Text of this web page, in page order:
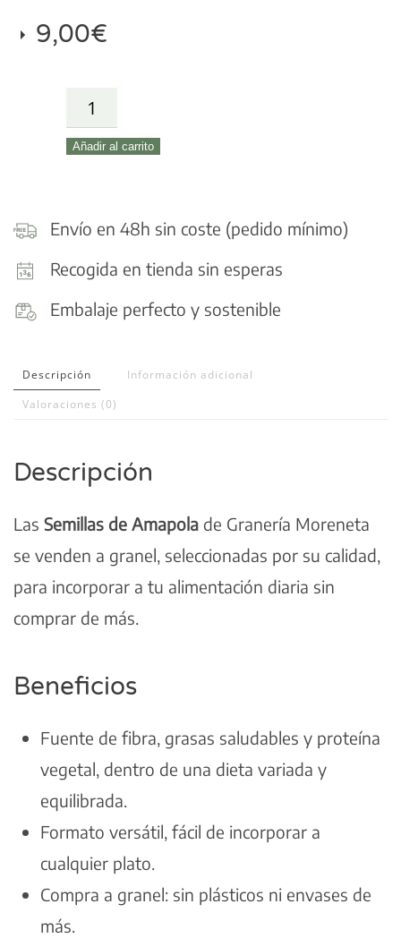
9,00€
Semillas
de
Añadir al carrito
Envío en 48h sin coste (pedido mínimo)
Recogida en tienda sin esperas
Embalaje perfecto y sostenible
Descripción
Información adicional
Valoraciones (0)
Descripción
Las Semillas de Amapola de Granería Moreneta
se venden a granel, seleccionadas por su calidad,
para incorporar a tu alimentación diaria sin
comprar de más.
Beneficios
Fuente de fibra, grasas saludables y proteína
vegetal, dentro de una dieta variada y
equilibrada.
Formato versátil, fácil de incorporar a
cualquier plato.
Compra a granel: sin plásticos ni envases de
más.